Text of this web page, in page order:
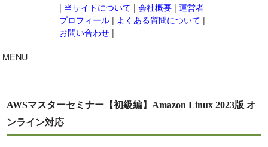
| 当サイトについて | 会社概要| 運営者
プロフィール| よくある質問について |
お問い合わせ|
MENU
AWSマスターセミナー【初級編】Amazon Linux 2023版 オ
ンライン対応